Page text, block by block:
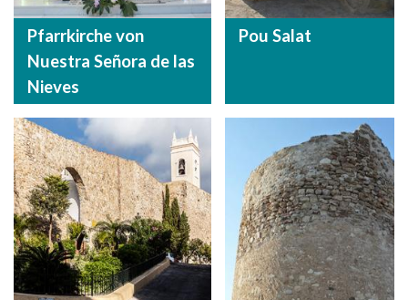
Pfarrkirche von
Nuestra Señora de las
Nieves
Pou Salat